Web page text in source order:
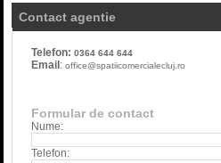
Contact agentie
Telefon:0364 644 644
Email :office@spatiicomercialecluj.ro
Formular de contact
Nume:
Telefon: